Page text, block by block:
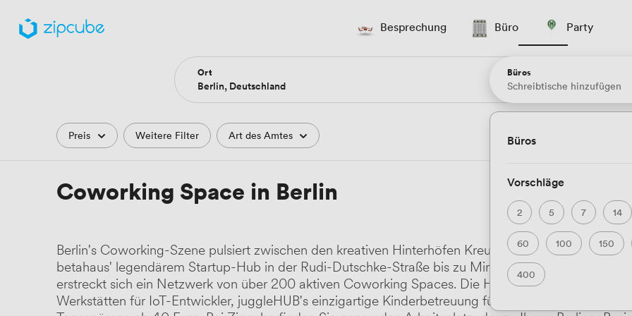
Besprechung Büro Party
Ort
Büros
Schreibtische hinzufügen
Büros
Vorschläge
2 5 7 14
60 100 150
400
Filter
Preis Weitere Filter Art des Amtes
Coworking Space in Berlin
Berlin's Coworking-Szene pulsiert zwischen den kreativen Hinterhöfen Kreuzbergs und den
betahaus' legendärem Startup-Hub in der Rudi-Dutschke-Straße bis zu Mindspace's
erstreckt sich ein Netzwerk von über 200 aktiven Coworking Spaces. Die Hauptstadt bietet dabei
Werkstätten für IoT-Entwickler, juggleHUB's einzigartige Kinderbetreuung für arbeitende Eltern